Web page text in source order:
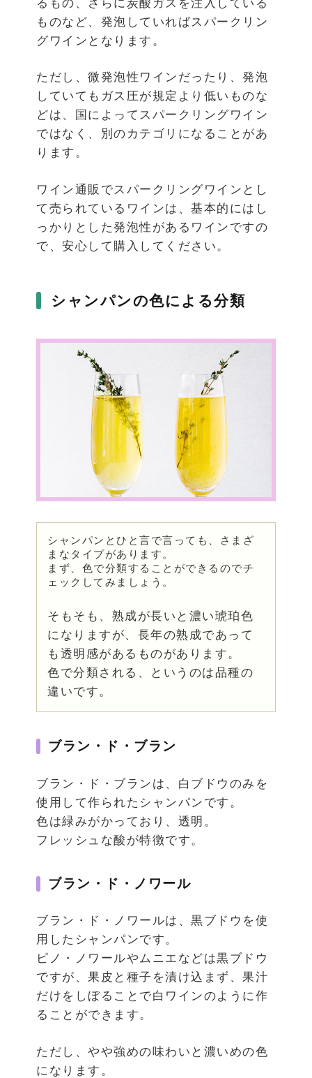
ものなど、発泡していればスパークリン
グワインとなります。
ただし、微発泡性ワインだったり、発泡
していてもガス圧が規定より低いものな
どは、国によってスパークリングワイン
ではなく、別のカテゴリになることがあ
ります。
ワイン通販でスパークリングワインとし
て売られているワインは、基本的にはし
っかりとした発泡性があるワインですの
で、安心して購入してください。
シャンパンの色による分類
シャンパンとひと言で言っても、さまざ
まなタイプがあります。
まず、色で分類することができるのでチ
ェックしてみましょう。
そもそも、熟成が長いと濃い琥珀色
になりますが、長年の熟成であって
も透明感があるものがあります。
色で分類される、というのは品種の
違いです。
ブラン・ド・ブラン
ブラン・ド・ブランは、白ブドウのみを
使用して作られたシャンパンです。
色は緑みがかっており、透明。
フレッシュな酸が特徴です。
ブラン・ド・ノワール
ブラン・ド・ノワールは、黒ブドウを使
用したシャンパンです。
ピノ・ノワールやムニエなどは黒ブドウ
ですが、果皮と種子を漬け込まず、果汁
だけをしぼることで白ワインのように作
ることができます。
ただし、やや強めの味わいと濃いめの色
になります。